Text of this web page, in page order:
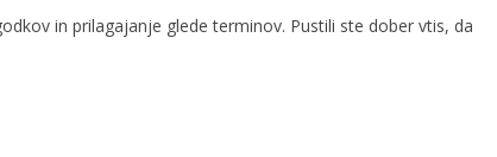
in prilagajanje glede terminov. Pustili ste dober vtis, da